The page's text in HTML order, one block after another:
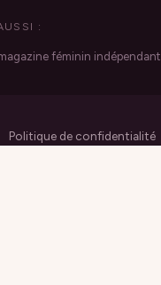
:
féminin indépendant.
Politique de confidentialité